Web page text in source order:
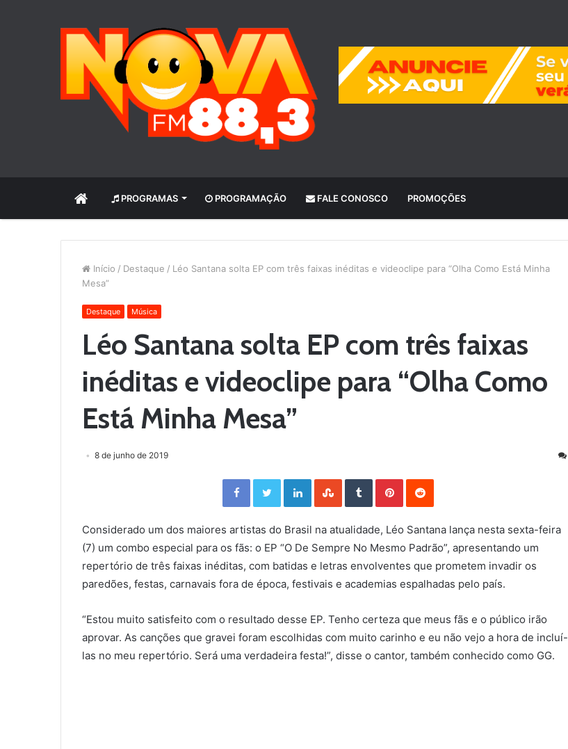
INÍCIO PROGRAMAS PROGRAMAÇÃO FALE CONOSCO PROMOÇÕES
Início / Destaque / Léo Santana solta EP com três faixas inéditas e videoclipe para “Olha Como Está Minha
Mesa”
Destaque Música
Léo Santana solta EP com três faixas
inéditas e videoclipe para “Olha Como
Está Minha Mesa”
8 de junho de 2019
Facebook Twitter LinkedIn StumbleUpon Tumblr Pinterest
Considerado um dos maiores artistas do Brasil na atualidade, Léo Santana lança nesta sexta-feira
(7) um combo especial para os fãs: o EP “O De Sempre No Mesmo Padrão”, apresentando um
repertório de três faixas inéditas, com batidas e letras envolventes que prometem invadir os
paredões, festas, carnavais fora de época, festivais e academias espalhadas pelo país.
“Estou muito satisfeito com o resultado desse EP. Tenho certeza que meus fãs e o público irão
aprovar. As canções que gravei foram escolhidas com muito carinho e eu não vejo a hora de incluí-
las no meu repertório. Será uma verdadeira festa!”, disse o cantor, também conhecido como GG.